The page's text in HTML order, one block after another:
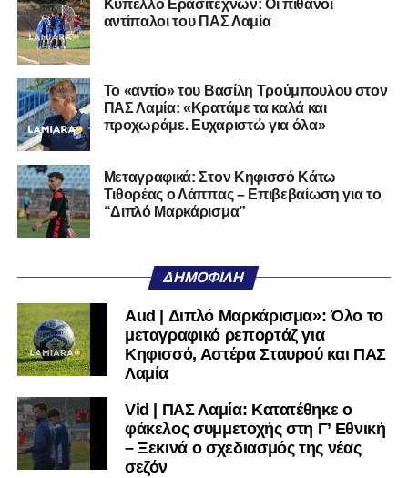
στη Γ’ Εθνική με τον ΠΑΣ Λαμία. Στο παρελθόν
αγωνίστηκε στον Λεβαδειακό, ενώ πέρασε και από ομάδες
της Serie D στην Ιταλία, όπως οι Nocerina, S. Maria
Cilento και Castrovillari, έχοντας ξεκινήσει την
ποδοσφαιρική του διαδρομή από τον Απόλλωνα Σμύρνης.
Τον καλωσορίζουμε στην οικογένεια του Σαρωνικού και
του ευχόμαστε υγεία και επιτυχίες.»
Ακολουθήστε τοlamiara.grστοGoogle Newsγια να
μαθαίνετε πρώτοι τα κυανόλευκα νέα στην Ελλάδα και τον
Twitterκαι στοInstagram
μαθαίνετε σε χρόνο dt όλα τα νέα.
Κύπελλο Ερασιτεχνών: Οι πιθανοί
αντίπαλοι του ΠΑΣ Λαμία
Το «αντίο» του Βασίλη Τρούμπουλου στον
ΠΑΣ Λαμία: «Κρατάμε τα καλά και
προχωράμε. Ευχαριστώ για όλα»
Μεταγραφικά: Στον Κηφισσό Κάτω
Τιθορέας ο Λάππας – Επιβεβαίωση για το
“Διπλό Μαρκάρισμα”
ΔΗΜΟΦΙΛΉ
Aud | Διπλό Μαρκάρισμα»: Όλο το
μεταγραφικό ρεπορτάζ για
Κηφισσό, Αστέρα Σταυρού και ΠΑΣ
Λαμία
Vid | ΠΑΣ Λαμία: Κατατέθηκε ο
φάκελος συμμετοχής στη Γ’ Εθνική
– Ξεκινά ο σχεδιασμός της νέας
σεζόν